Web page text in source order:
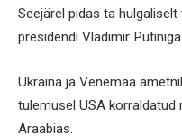
Seejärel pidas ta
presidendi Vladimir Putiniga.
Ukraina ja Venemaa
tulemusel USA korraldatud
Araabias.